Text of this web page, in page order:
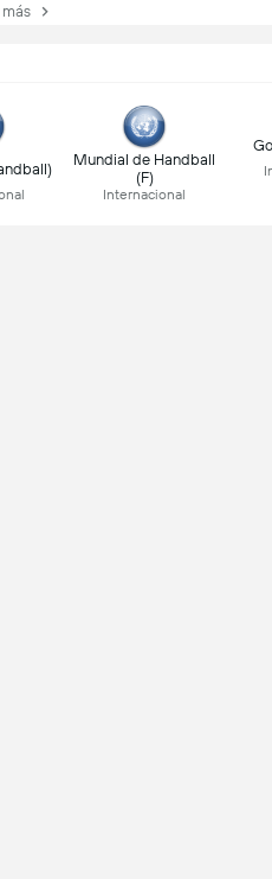
Mundial de Handball
(F)
Internacional